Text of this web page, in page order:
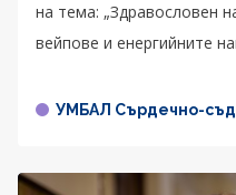
на тема: „Здравословен
вейпове и енергийните
УМБАЛ Сърдечно-